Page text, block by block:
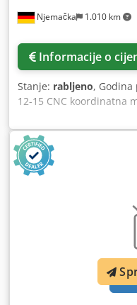
Njemačka 1.010 km
Informacije o
Stanje: rabljeno, Godina
12-15 CNC koordinatna
za precizne 3D mjernje
tijekom proizvodnje i
Hrsfx Ag Nsk Opremljen
sustavom za ispitivanje
raspon mjerenja od
upotrebu u proizvodnji
svugdje gdje su